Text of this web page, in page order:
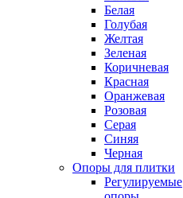
Белая
Голубая
Желтая
Зеленая
Коричневая
Красная
Оранжевая
Розовая
Серая
Синяя
Черная
Опоры для плитки
Регулируемые